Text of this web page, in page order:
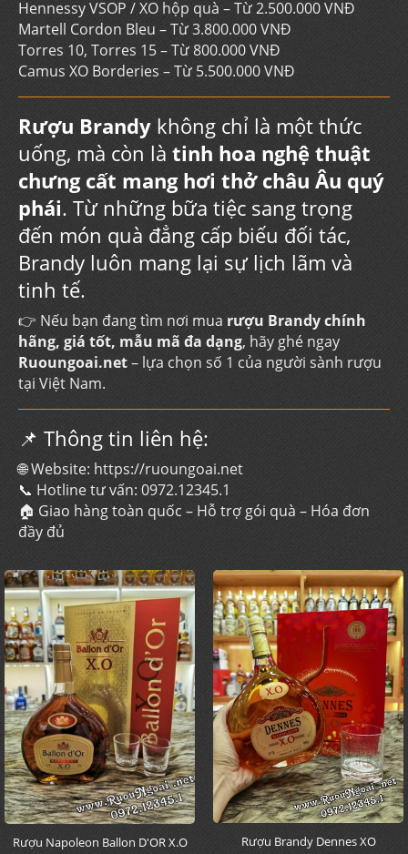
Hennessy VSOP / XO hộp quà – Từ 2.500.000 VNĐ
Martell Cordon Bleu – Từ 3.800.000 VNĐ
Torres 10, Torres 15 – Từ 800.000 VNĐ
Camus XO Borderies – Từ 5.500.000 VNĐ
Rượu Brandy không chỉ là một thức
uống, mà còn là tinh hoa nghệ thuật
chưng cất mang hơi thở châu Âu quý
phái. Từ những bữa tiệc sang trọng
đến món quà đẳng cấp biếu đối tác,
Brandy luôn mang lại sự lịch lãm và
tinh tế.
👉 Nếu bạn đang tìm nơi mua rượu Brandy chính
hãng, giá tốt, mẫu mã đa dạng, hãy ghé ngay
Ruoungoai.net– lựa chọn số 1 của người sành rượu
tại Việt Nam.
📌 Thông tin liên hệ:
🌐 Website: https://ruoungoai.net
📞 Hotline tư vấn: 0972.12345.1
🏠 Giao hàng toàn quốc – Hỗ trợ gói quà – Hóa đơn
đầy đủ
Rượu Napoleon Ballon D'OR X.O Rượu Brandy Dennes XO